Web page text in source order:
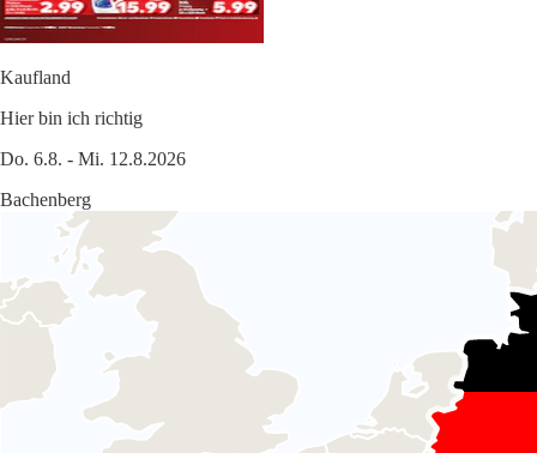
Kaufland
Hier bin ich richtig
Do. 6.8. - Mi. 12.8.2026
Bachenberg